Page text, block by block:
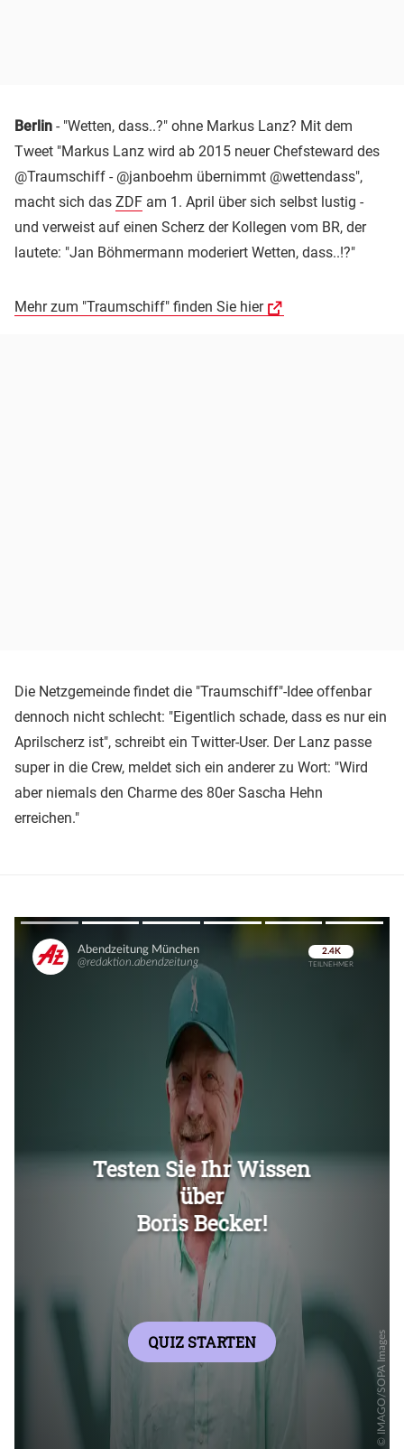
Berlin - "Wetten, dass..?" ohne Markus Lanz? Mit dem
Tweet "Markus Lanz wird ab 2015 neuer Chefsteward des
@Traumschiff - @janboehm übernimmt @wettendass",
macht sich das ZDF am 1. April über sich selbst lustig -
und verweist auf einen Scherz der Kollegen vom BR, der
lautete: "Jan Böhmermann moderiert Wetten, dass..!?"
Mehr zum "Traumschiff" finden Sie hier
Die Netzgemeinde findet die "Traumschiff"-Idee offenbar
dennoch nicht schlecht: "Eigentlich schade, dass es nur ein
Aprilscherz ist", schreibt ein Twitter-User. Der Lanz passe
super in die Crew, meldet sich ein anderer zu Wort: "Wird
aber niemals den Charme des 80er Sascha Hehn
erreichen."
Überspringen